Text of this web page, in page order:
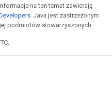
na ten temat zawierają
. Java jest zastrzeżonym
podmiotów stowarzyszonych.